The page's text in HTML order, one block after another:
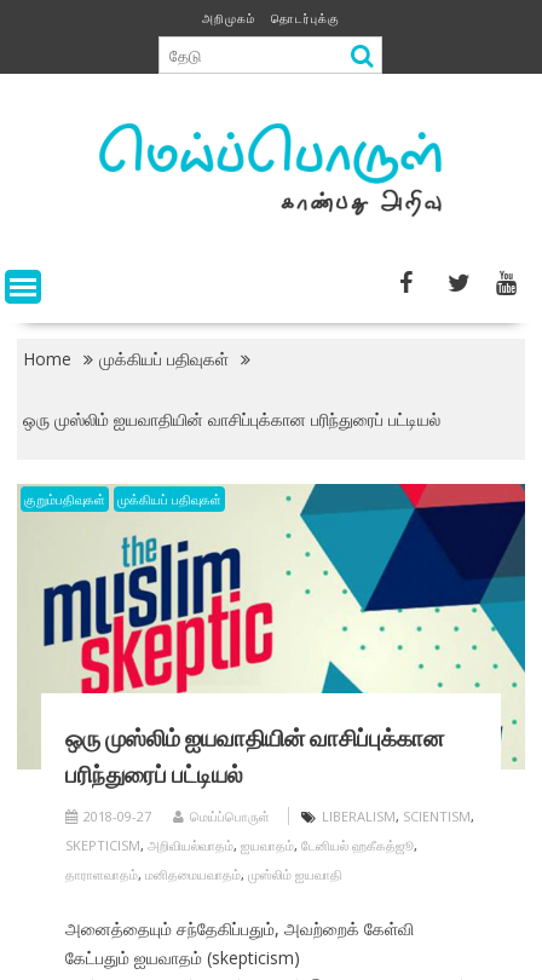
content
அறிமுகம் தொடர்புக்கு
Home முக்கியப் பதிவுகள்
ஒரு முஸ்லிம் ஐயவாதியின் வாசிப்புக்கான பரிந்துரைப் பட்டியல்
குறும்பதிவுகள் முக்கியப் பதிவுகள்
ஒரு முஸ்லிம் ஐயவாதியின் வாசிப்புக்கான
பரிந்துரைப் பட்டியல்
2018-09-27 மெய்ப்பொருள் LIBERALISM, SCIENTISM,
SKEPTICISM, அறிவியல்வாதம், ஐயவாதம், டேனியல் ஹகீகத்ஜூ,
தாராளவாதம், மனிதமையவாதம், முஸ்லிம் ஐயவாதி
அனைத்தையும் சந்தேகிப்பதும், அவற்றைக் கேள்வி
கேட்பதும் ஐயவாதம் (skepticism)